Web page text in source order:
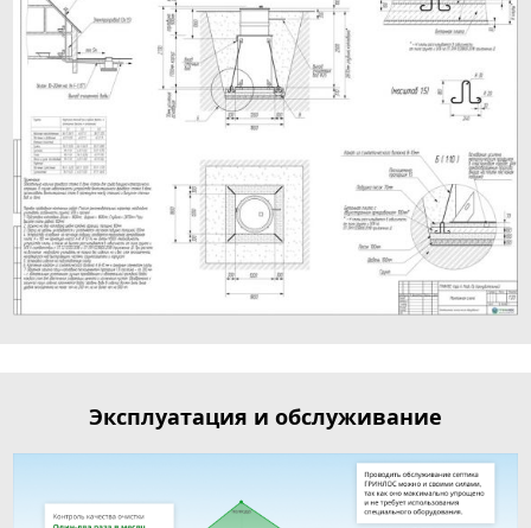
Эксплуатация и обслуживание